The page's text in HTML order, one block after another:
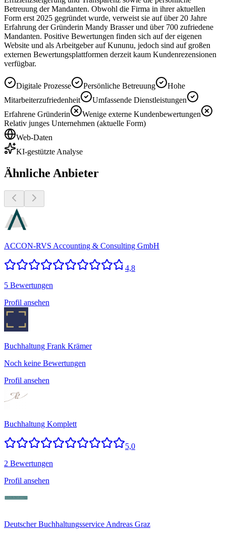
Betreuung der Mandanten. Obwohl die Firma in ihrer aktuellen
Form erst 2025 gegründet wurde, verweist sie auf über 20 Jahre
Erfahrung der Gründerin Mandy Brasser und über 700 zufriedene
Mandanten. Positive Bewertungen finden sich auf der eigenen
Website und als Arbeitgeber auf Kununu, jedoch sind auf großen
externen Bewertungsplattformen derzeit kaum Kundenrezensionen
verfügbar.
Digitale Prozesse Persönliche Betreuung
Hohe
Mitarbeiterzufriedenheit
Umfassende Dienstleistungen
Erfahrene Gründerin
Wenige externe Kundenbewertungen
Relativ junges Unternehmen (aktuelle Form)
Web-Daten
KI-gestützte Analyse
Ähnliche Anbieter
ACCON-RVS Accounting & Consulting GmbH
4,8
5 Bewertungen
Profil ansehen
Buchhaltung Frank Krämer
Noch keine Bewertungen
Profil ansehen
Buchhaltung Komplett
5,0
2 Bewertungen
Profil ansehen
Deutscher Buchhaltungsservice Andreas Graz